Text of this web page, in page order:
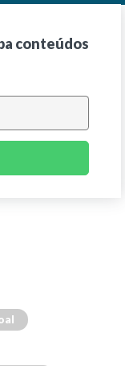
conteúdos